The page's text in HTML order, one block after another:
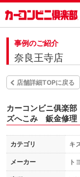
事例のご紹介
奈良王寺店
店舗詳細TOPに戻る
カーコンビニ俱楽
ズへこみ 鈑金修理
カテゴリ キ
メーカー ト